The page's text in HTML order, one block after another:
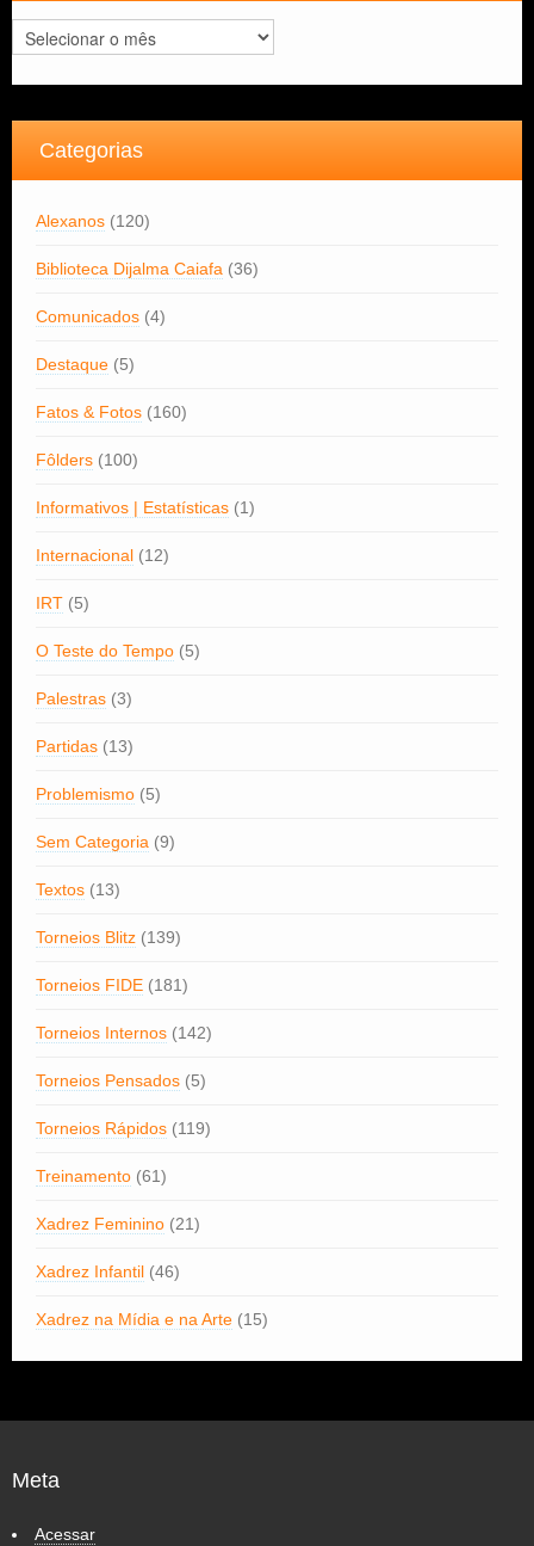
Arquivos
Categorias
Alexanos (120)
Biblioteca Dijalma Caiafa (36)
Comunicados (4)
Destaque (5)
Fatos & Fotos (160)
Fôlders (100)
Informativos | Estatísticas (1)
Internacional (12)
IRT (5)
O Teste do Tempo (5)
Palestras (3)
Partidas (13)
Problemismo (5)
Sem Categoria (9)
Textos (13)
Torneios Blitz (139)
Torneios FIDE (181)
Torneios Internos (142)
Torneios Pensados (5)
Torneios Rápidos (119)
Treinamento (61)
Xadrez Feminino (21)
Xadrez Infantil (46)
Xadrez na Mídia e na Arte (15)
Meta
Acessar